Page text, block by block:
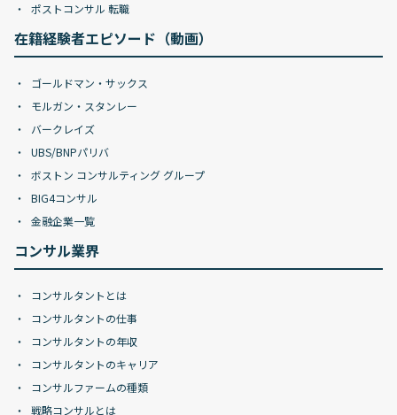
ポストコンサル 転職
在籍経験者エピソード（動画）
ゴールドマン・サックス
モルガン・スタンレー
バークレイズ
UBS/BNPパリバ
ボストン コンサルティング グループ
BIG4コンサル
金融企業一覧
コンサル業界
コンサルタントとは
コンサルタントの仕事
コンサルタントの年収
コンサルタントのキャリア
コンサルファームの種類
戦略コンサルとは